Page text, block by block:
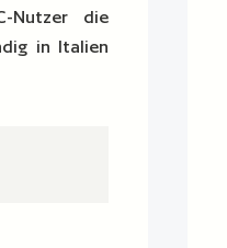
Nutzer die
in Italien